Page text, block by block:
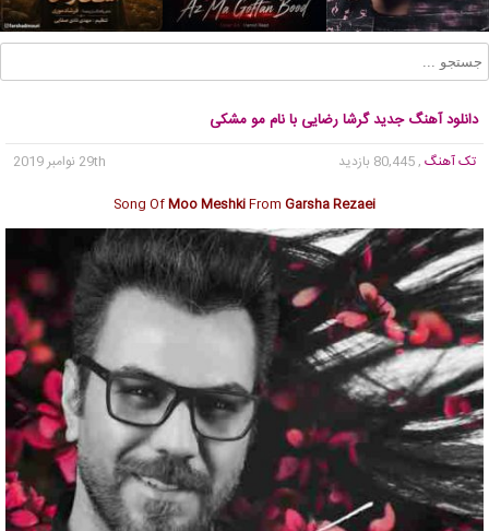
دانلود آهنگ جدید گرشا رضایی با نام مو مشکی
تک آهنگ , 80,445 بازدید
29th نوامبر 2019
Song OfMoo MeshkiFrom Garsha Rezaei